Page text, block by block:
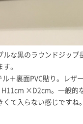
ルな黒のラウンドジップ
。
＋裏面PVC貼り。レザ
×D2cm。一般的
くて入らない感じですね